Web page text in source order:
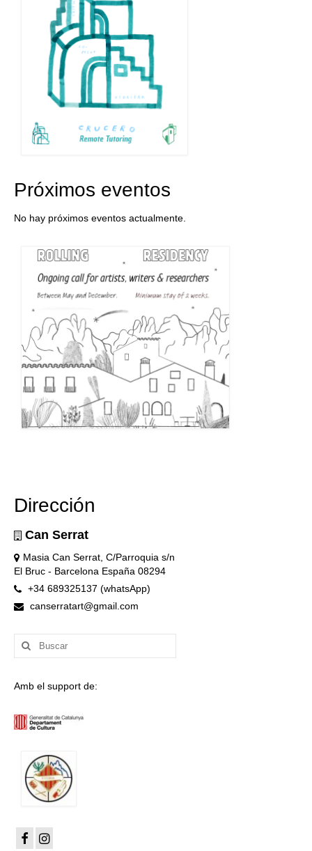
Próximos eventos
No hay próximos eventos actualmente.
Dirección
Can Serrat
Masia Can Serrat, C/Parroquia s/n
El Bruc - Barcelona España 08294
+34 689325137 (whatsApp)
canserratart@gmail.com
Buscar
por:
Amb el support de: